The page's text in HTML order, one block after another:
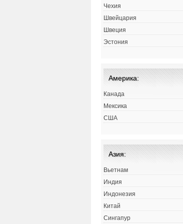
Чехия
Швейцария
Швеция
Эстония
Америка:
Канада
Мексика
США
Азия:
Вьетнам
Индия
Индонезия
Китай
Сингапур